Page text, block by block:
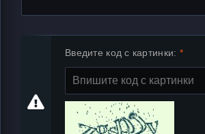
Введите код с картинки: